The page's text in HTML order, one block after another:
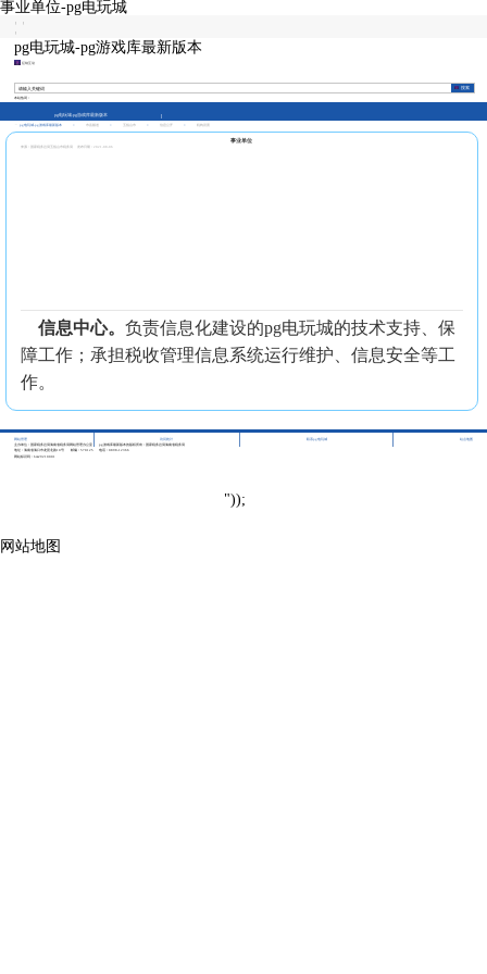
事业单位-pg电玩城
| |
|
pg电玩城-pg游戏库最新版本
征纳互动
本站热词：
pg电玩城-pg游戏库最新版本
pg电玩城-pg游戏库最新版本 市县频道 五指山市
事业单位
来源：国家税务总局五指山市税务局 发布日期：2021-08-06
信息中心。 负责信息化建设的pg电玩城的技术支持、保
障工作；承担税收管理信息系统运行维护、信息安全等工
作。
网站管理 | 访问统计 联系pg电玩城
站点地图
主办单位：国家税务总局海南省税务局网站管理办公室
pg游戏库最新版本的版权所有：国家税务总局海南省税务局
地址：海南省海口市龙昆北路10号
邮编：570125
电话：0898-12366
网站标识码：bm29210001
"));
网站地图